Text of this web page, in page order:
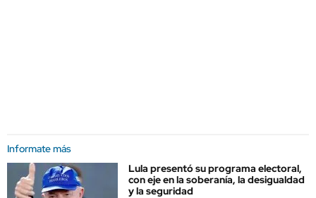
Informate más
Lula presentó su programa electoral,
con eje en la soberanía, la desigualdad
y la seguridad